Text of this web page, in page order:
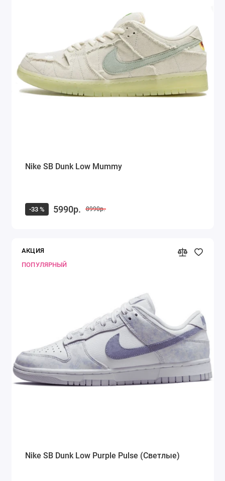
Nike SB Dunk Low Mummy
-33 % 5990р. 8990р.
АКЦИЯ
ПОПУЛЯРНЫЙ
Nike SB Dunk Low Purple Pulse (Светлые)